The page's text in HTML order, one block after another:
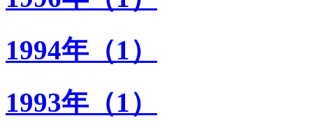
1994年（1）
1993年（1）